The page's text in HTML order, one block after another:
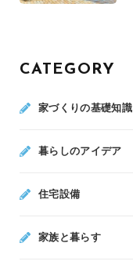
CATEGORY
家づくりの基礎知識
暮らしのアイデア
住宅設備
家族と暮らす